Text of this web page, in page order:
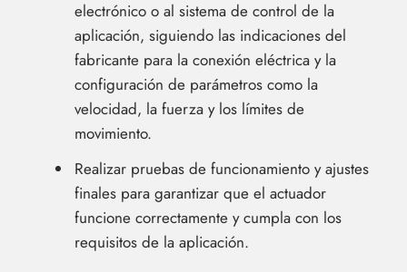
electrónico o al sistema de control de la
aplicación, siguiendo las indicaciones del
fabricante para la conexión eléctrica y la
configuración de parámetros como la
velocidad, la fuerza y los límites de
movimiento.
Realizar pruebas de funcionamiento y ajustes
finales para garantizar que el actuador
funcione correctamente y cumpla con los
requisitos de la aplicación.